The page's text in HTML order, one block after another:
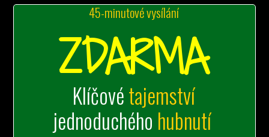
45-minutové vysílání
ZDARMA
Klíčovétajemství
jednoduchého hubnutí